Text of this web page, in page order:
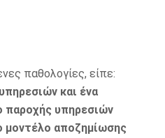
παθολογίες, είπε:
και ένα
παροχής υπηρεσιών
μοντέλο αποζημίωσης